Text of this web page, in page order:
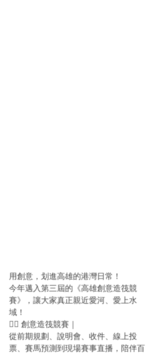
用創意，划進高雄的港灣日常！
今年邁入第三屆的《高雄創意造筏競
賽》，讓大家真正親近愛河、愛上水
域！
🚣‍♀️ 創意造筏競賽｜
從前期規劃、說明會、收件、線上投
票、賽馬預測到現場賽事直播，陪伴百